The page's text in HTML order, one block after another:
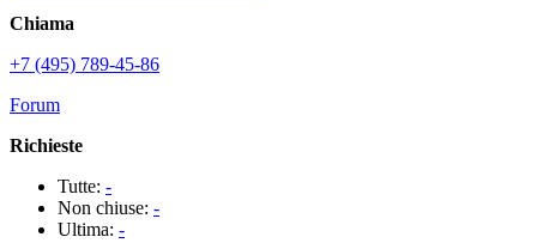
Chiama
+7 (495) 789-45-86
Forum
Richieste
Tutte: -
Non chiuse: -
Ultima: -